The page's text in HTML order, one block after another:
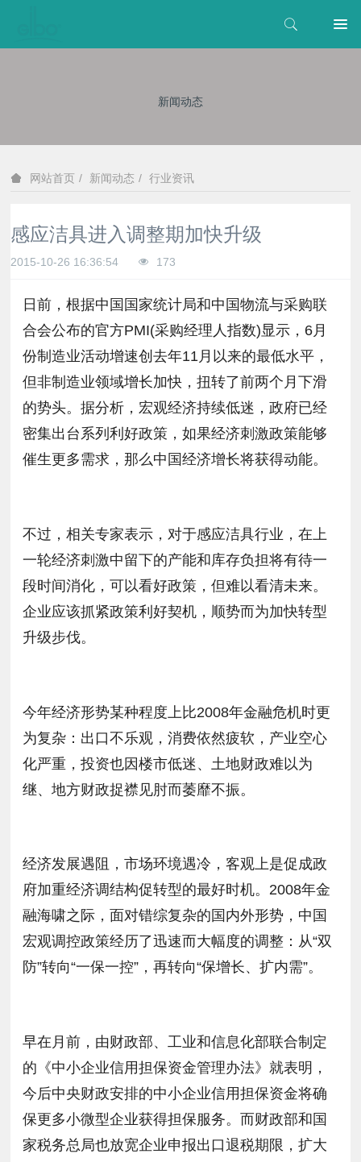
新闻动态
网站首页 新闻动态 行业资讯
感应洁具进入调整期加快升级
2015-10-26 16:36:54 173
日前，根据中国国家统计局和中国物流与采购联
合会公布的官方PMI(采购经理人指数)显示，6月
份制造业活动增速创去年11月以来的最低水平，
但非制造业领域增长加快，扭转了前两个月下滑
的势头。据分析，宏观经济持续低迷，政府已经
密集出台系列利好政策，如果经济刺激政策能够
催生更多需求，那么中国经济增长将获得动能。
不过，相关专家表示，对于感应洁具行业，在上
一轮经济刺激中留下的产能和库存负担将有待一
段时间消化，可以看好政策，但难以看清未来。
企业应该抓紧政策利好契机，顺势而为加快转型
升级步伐。
今年经济形势某种程度上比2008年金融危机时更
为复杂：出口不乐观，消费依然疲软，产业空心
化严重，投资也因楼市低迷、土地财政难以为
继、地方财政捉襟见肘而萎靡不振。
经济发展遇阻，市场环境遇冷，客观上是促成政
府加重经济调结构促转型的最好时机。2008年金
融海啸之际，面对错综复杂的国内外形势，中国
宏观调控政策经历了迅速而大幅度的调整：从“双
防”转向“一保一控”，再转向“保增长、扩内需”。
早在月前，由财政部、工业和信息化部联合制定
的《中小企业信用担保资金管理办法》就表明，
今后中央财政安排的中小企业信用担保资金将确
保更多小微型企业获得担保服务。而财政部和国
家税务总局也放宽企业申报出口退税期限，扩大